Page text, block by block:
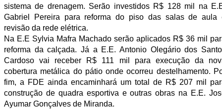
sistema de drenagem. Serão investidos R$ 128 mil na
Gabriel Pereira para reforma do piso das salas de aula
revisão da rede elétrica.
Na E.E Sylvia Mafra Machado serão aplicados R$ 36 mil
reforma da calçada. Já a E.E. Antonio Olegário dos
Cardoso vai receber R$ 111 mil para execução da
cobertura metálica do pátio onde ocorreu destelhamento.
fim, a FDE ainda encaminhará um total de R$ 207 mil
construção de quadra esportiva e outras obras na E.E.
Ayumar Gonçalves de Miranda.